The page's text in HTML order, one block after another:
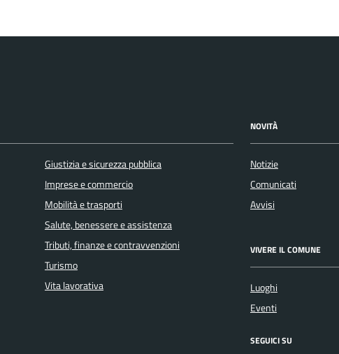
Giustizia e sicurezza pubblica
Imprese e commercio
Mobilità e trasporti
Salute, benessere e assistenza
Tributi, finanze e contravvenzioni
Turismo
Vita lavorativa
NOVITÀ
Notizie
Comunicati
Avvisi
VIVERE IL COMUNE
Luoghi
Eventi
SEGUICI SU